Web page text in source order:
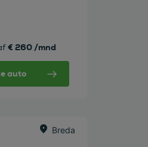
€ 260 /mnd
auto
Breda